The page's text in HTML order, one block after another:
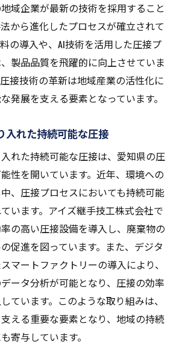
域企業が最新の技術を採用すること
から進化したプロセスが確立されて
の導入や、AI技術を活用した圧接プ
製品品質を飛躍的に向上させていま
接技術の革新は地域産業の活性化に
発展を支える要素となっています。
入れた持続可能な圧接
れた持続可能な圧接は、愛知県の圧
性を開いています。近年、環境への
、圧接プロセスにおいても持続可能
います。アイズ継手技工株式会社で
の高い圧接設備を導入し、廃棄物の
促進を図っています。また、デジタ
マートファクトリーの導入により、
ータ分析が可能となり、圧接の効率
ています。このような取り組みは、
える重要な要素となり、地域の持続
寄与しています。